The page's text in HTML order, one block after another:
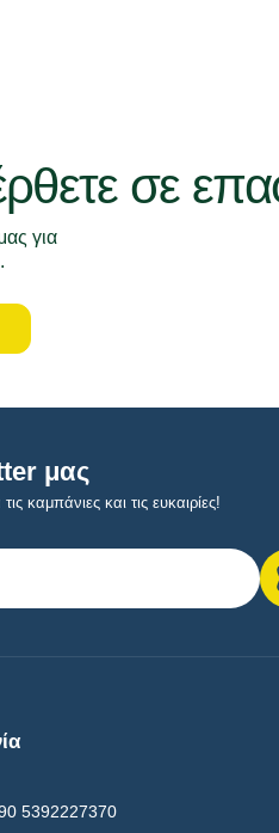
σε
για
μας
καμπάνιες και τις ευκαιρίες!
5392227370